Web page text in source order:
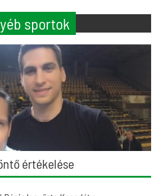
sportok
értékelése